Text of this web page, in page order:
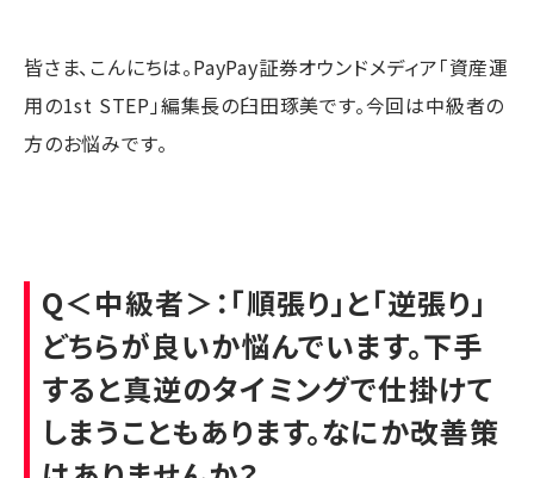
皆さま、こんにちは。PayPay証券オウンドメディア「資産運
用の1st STEP」編集長の臼田琢美です。今回は中級者の
方のお悩みです。
Q＜中級者＞：「順張り」と「逆張り」
どちらが良いか悩んでいます。下手
すると真逆のタイミングで仕掛けて
しまうこともあります。なにか改善策